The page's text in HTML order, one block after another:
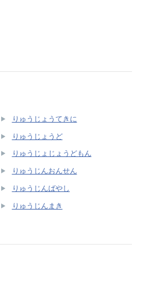
りゅうじょうてきに
りゅうじょうど
りゅうじょじょうどもん
りゅうじんおんせん
りゅうじんばやし
りゅうじんまき